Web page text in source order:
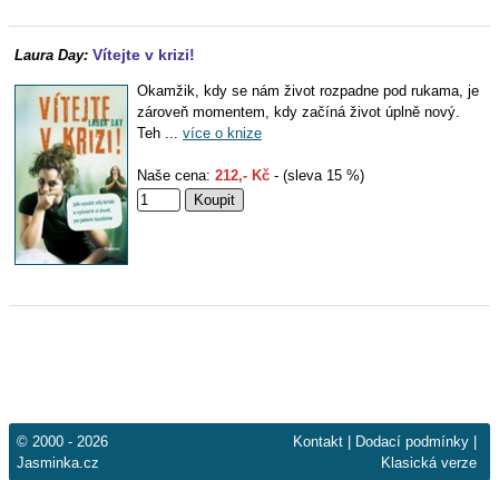
Laura Day: Vítejte v krizi!
Okamžik, kdy se nám život rozpadne pod rukama, je
zároveň momentem, kdy začíná život úplně nový.
Teh ... více o knize
Naše cena: 212,- Kč - (sleva 15 %)
© 2000 - 2026
Jasminka.cz
Kontakt Dodací podmínky